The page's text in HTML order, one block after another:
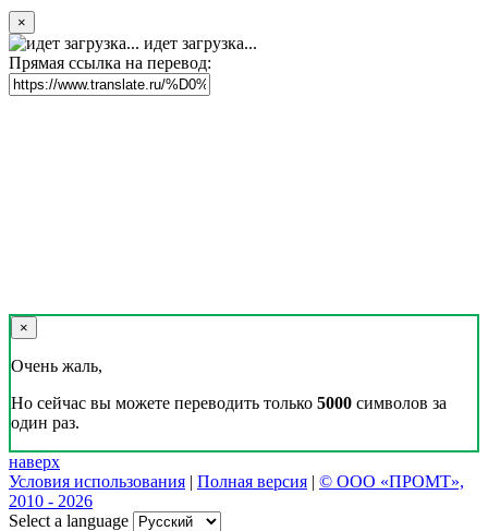
×
идет загрузка...
Прямая ссылка на перевод:
×
Очень жаль,
Но сейчас вы можете переводить только 5000 символов за
один раз.
наверх
Условия использования | Полная версия | © ООО «ПРОМТ»,
2010 - 2026
Select a language